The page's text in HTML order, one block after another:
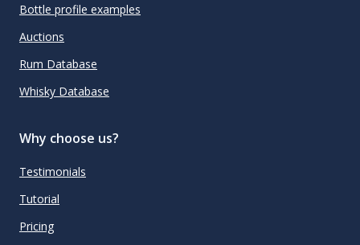
Bottle profile examples
Auctions
Rum Database
Whisky Database
Why choose us?
Testimonials
Tutorial
Pricing